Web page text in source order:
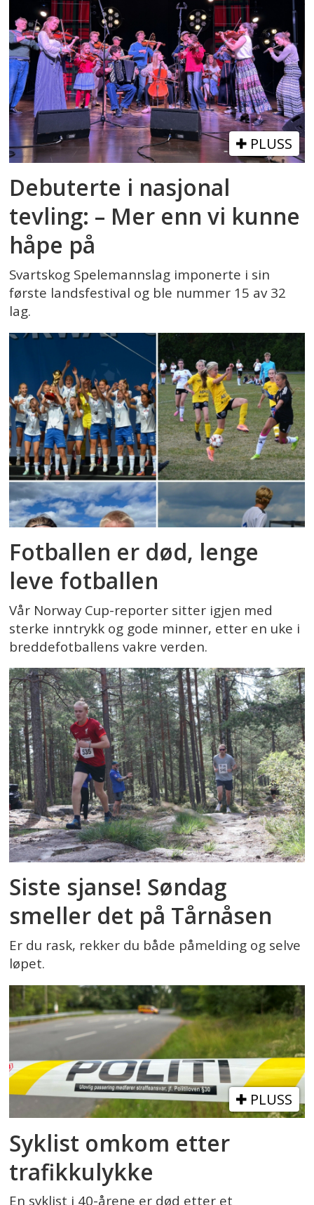
PLUSS
Debuterte i nasjonal
tevling: – Mer enn vi kunne
håpe på
Svartskog Spelemannslag imponerte i sin
første landsfestival og ble nummer 15 av 32
lag.
Fotballen er død, lenge
leve fotballen
Vår Norway Cup-reporter sitter igjen med
sterke inntrykk og gode minner, etter en uke i
breddefotballens vakre verden.
Siste sjanse! Søndag
smeller det på Tårnåsen
Er du rask, rekker du både påmelding og selve
løpet.
PLUSS
Syklist omkom etter
trafikkulykke
En syklist i 40-årene er død etter et